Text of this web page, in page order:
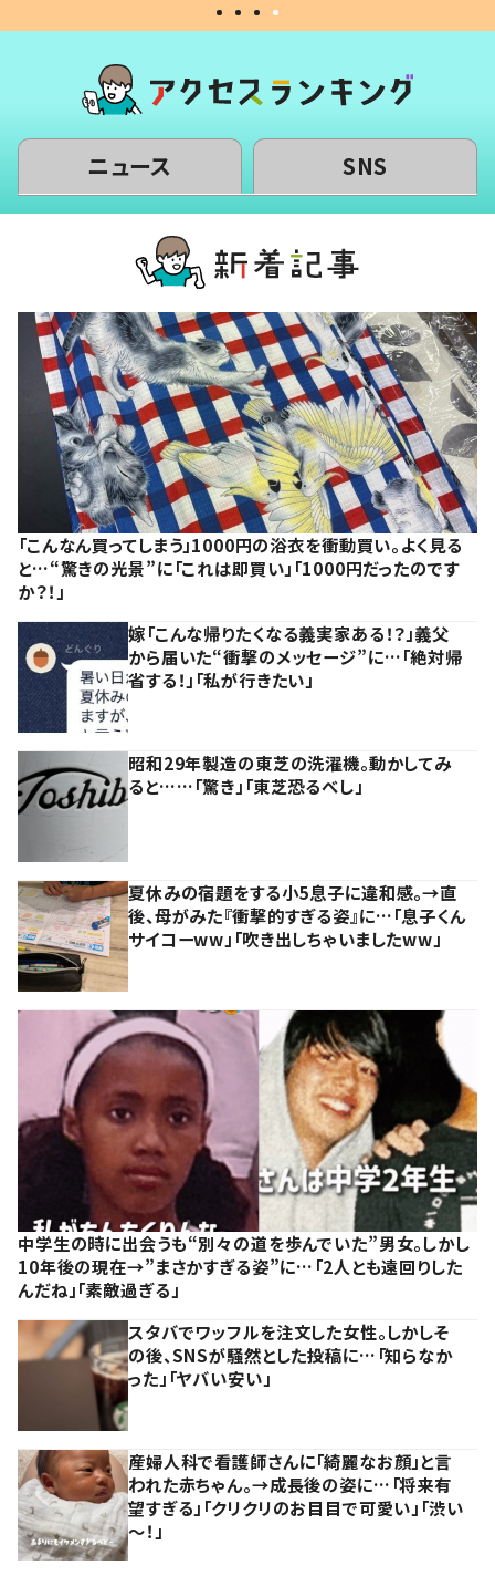
ニュース SNS
「こんなん買ってしまう」1000円の浴衣を衝動買い。よく見る
と…“驚きの光景”に「これは即買い」「1000円だったのです
か？！」
嫁「こんな帰りたくなる義実家ある！？」義父
から届いた“衝撃のメッセージ”に…「絶対帰
省する！」「私が行きたい」
昭和29年製造の東芝の洗濯機。動かしてみ
ると……「驚き」「東芝恐るべし」
夏休みの宿題をする小5息子に違和感。→直
後、母がみた『衝撃的すぎる姿』に…「息子くん
サイコーww」「吹き出しちゃいましたww」
中学生の時に出会うも“別々の道を歩んでいた”男女。しかし
10年後の現在→”まさかすぎる姿”に…「2人とも遠回りした
んだね」「素敵過ぎる」
スタバでワッフルを注文した女性。しかしそ
の後、SNSが騒然とした投稿に…「知らなか
った」「ヤバい安い」
産婦人科で看護師さんに「綺麗なお顔」と言
われた赤ちゃん。→成長後の姿に…「将来有
望すぎる」「クリクリのお目目で可愛い」「渋い
～！」